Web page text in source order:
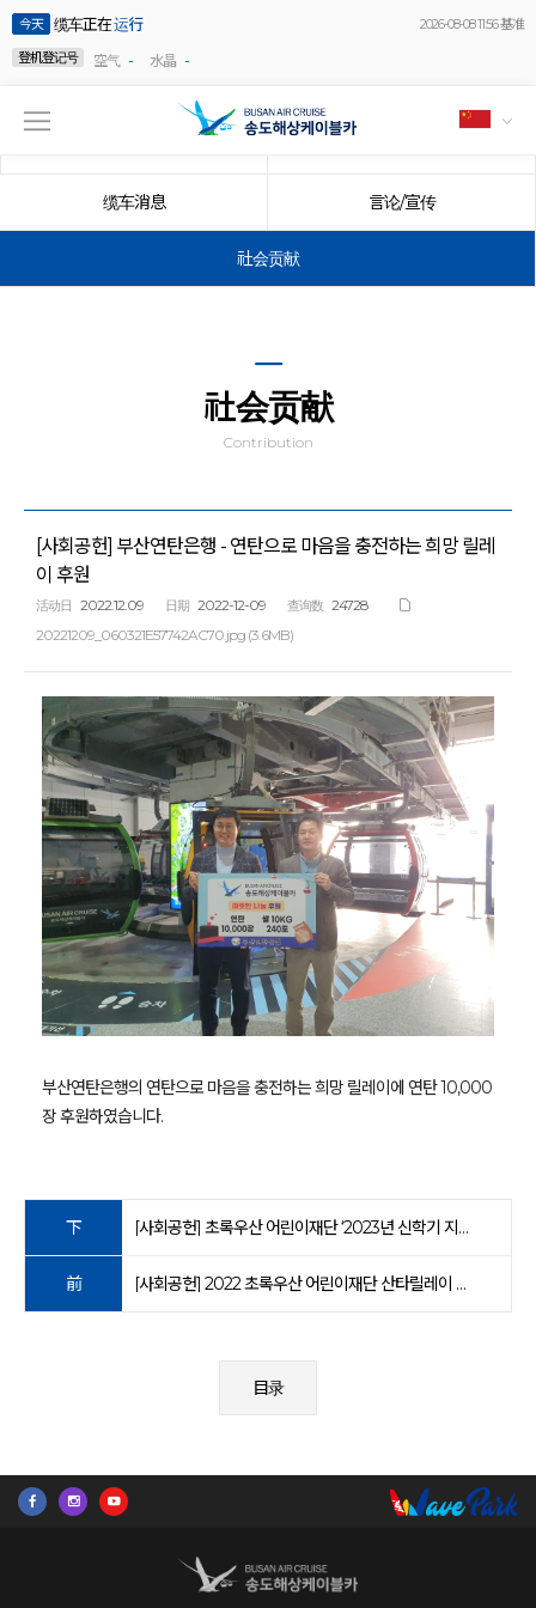
今天 缆车正在运行
2026-08-08 11:56 基准
登机登记号
空气 - 水晶 -
缆车消息 言论/宣传
社会贡献
社会贡献
Contribution
[사회공헌] 부산연탄은행 - 연탄으로 마음을 충전하는 희망 릴레
이 후원
活动日 2022.12.09 日期 2022-12-09 查询数
24728
20221209_060321E57742AC70.jpg (3.6MB)
부산연탄은행의 연탄으로 마음을 충전하는 희망 릴레이에 연탄 10,000
장 후원하였습니다.
下 [사회공헌] 초록우산 어린이재단 ‘2023년 신학기 지원 캠페인’ 후원
前 [사회공헌] 2022 초록우산 어린이재단 산타릴레이 캠페인 참여
目录